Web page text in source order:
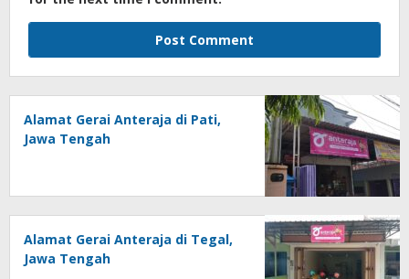
Alamat Gerai Anteraja di Pati,
Jawa Tengah
Alamat Gerai Anteraja di Tegal,
Jawa Tengah